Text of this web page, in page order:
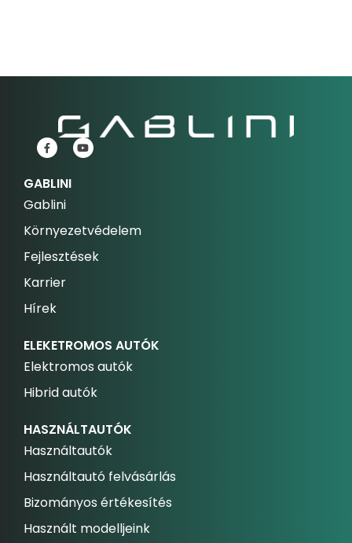
GABLINI
Gablini
Környezetvédelem
Fejlesztések
Karrier
Hírek
ELEKETROMOS AUTÓK
Elektromos autók
Hibrid autók
HASZNÁLTAUTÓK
Használtautók
Használtautó felvásárlás
Bizományos értékesítés
Használt modelljeink